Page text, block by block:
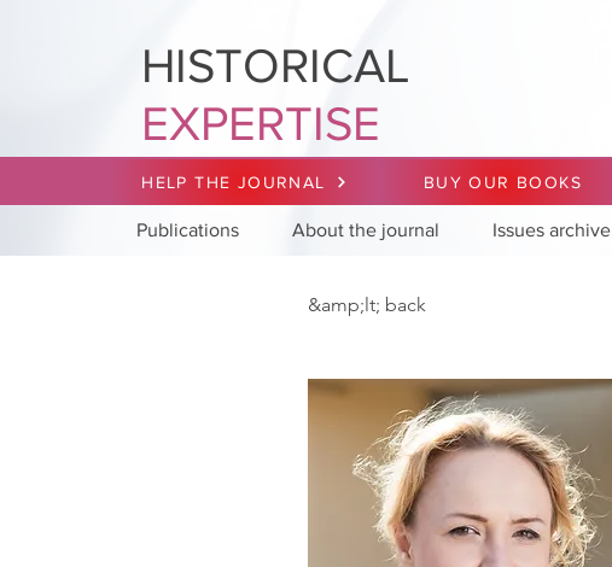
HISTORICAL
EXPERTISE
HELP THE JOURNAL BUY OUR BOOKS
Publications About the journal Issues archive
&amp;lt; back